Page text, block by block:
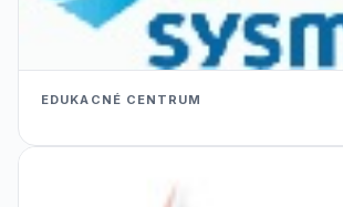
EDUKACNÉ CENTRUM